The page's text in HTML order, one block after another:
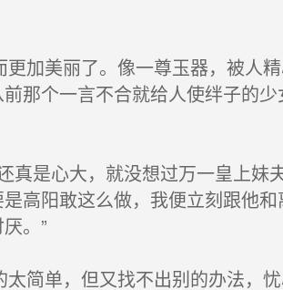
加美丽了。像一尊玉器，被人
那个一言不合就给人使绊子的
是心大，就没想过万一皇上妹
高阳敢这么做，我便立刻跟他
。”
简单，但又找不出别的办法，忧